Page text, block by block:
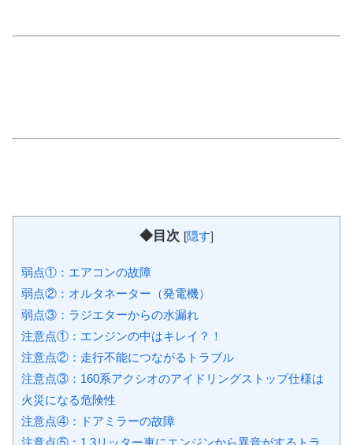
◆目次 [隠す]
弱点①：エアコンの故障
弱点②：オルタネーター（発電機）
弱点③：ラジエターからの水漏れ
注意点①：エンジンの中はキレイ？！
注意点②：走行不能につながるトラブル
注意点③：160系アクシオのアイドリングストップ仕様は
火災になる危険性
注意点④：ドアミラーの故障